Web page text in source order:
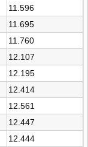
11.596
11.695
11.760
12.107
12.195
12.414
12.561
12.447
12.444